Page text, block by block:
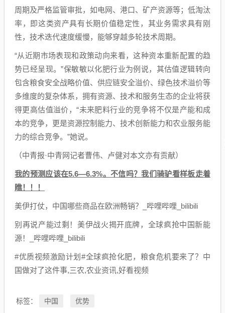
周期及严格监管审批，如电网、港口、矿产资源等；低淘汰
率，即这类资产具有长期价值稳定性，其业务需求具有刚
性，技术迭代速度缓慢，能够穿越多轮技术周期。
“从近期市场表现和政策动向来看，这种资本重新配置的趋
势已经呈现。”保敏敏以化肥行业为例说，其估值逻辑转向
包含粮食安全战略价值、供应链安全溢价、绿色技术溢价等
多维度的复杂体系，拥有资源、技术和服务生态的企业将获
得更高估值溢价，“未来肥料行业的竞争将不仅是产能和成
本的竞争，更是资源控制能力、技术创新能力和农业服务能
力的综合竞争。”她说。
（中青报·中青网记者曹伟、卢健对本文亦有贡献）
我的预测应该在5.6—6.3%。不信吗？我们骑驴看样板走着
瞧！！！
美伊打仗，中国哪些商品在欧洲畅销？_哔哩哔哩_bilibili
别再说产能过剩！美伊战火揭开底牌，全球疯抢中国新能
源！_哔哩哔哩_bilibili
#优质视频激励计划#全球疯抢化肥，粮食危机要来了？中
国做对了这件事,三农,农业资讯,好看视频
标签： 中国 优势